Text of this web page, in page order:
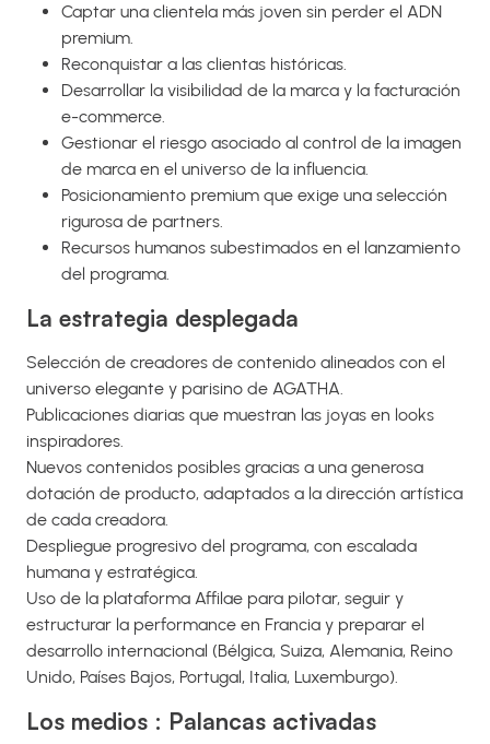
Captar una clientela más joven sin perder el ADN
premium.
Reconquistar a las clientas históricas.
Desarrollar la visibilidad de la marca y la facturación
e-commerce.
Gestionar el riesgo asociado al control de la imagen
de marca en el universo de la influencia.
Posicionamiento premium que exige una selección
rigurosa de partners.
Recursos humanos subestimados en el lanzamiento
del programa.
La estrategia desplegada
Selección de creadores de contenido alineados con el
universo elegante y parisino de AGATHA.
Publicaciones diarias que muestran las joyas en looks
inspiradores.
Nuevos contenidos posibles gracias a una generosa
dotación de producto, adaptados a la dirección artística
de cada creadora.
Despliegue progresivo del programa, con escalada
humana y estratégica.
Uso de la plataforma Affilae para pilotar, seguir y
estructurar la performance en Francia y preparar el
desarrollo internacional (Bélgica, Suiza, Alemania, Reino
Unido, Países Bajos, Portugal, Italia, Luxemburgo).
Los medios : Palancas activadas